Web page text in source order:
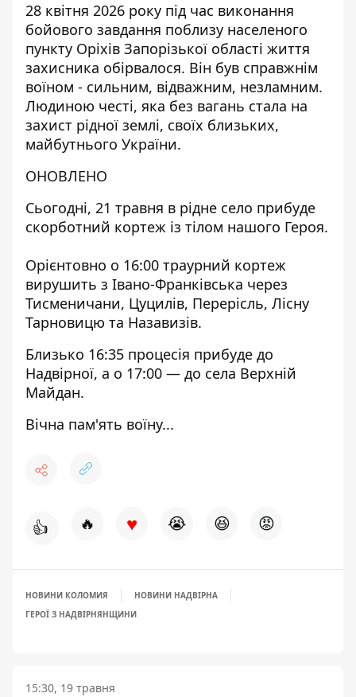
28 квітня 2026 року під час виконання
бойового завдання поблизу населеного
пункту Оріхів Запорізької області життя
захисника обірвалося. Він був справжнім
воїном - сильним, відважним, незламним.
Людиною честі, яка без вагань стала на
захист рідної землі, своїх близьких,
майбутнього України.
ОНОВЛЕНО
Сьогодні, 21 травня в рідне село прибуде
скорботний кортеж із тілом нашого Героя.
Орієнтовно о 16:00 траурний кортеж
вирушить з Івано-Франківська через
Тисменичани, Цуцилів, Перерісль, Лісну
Тарновицю та Назавизів.
Близько 16:35 процесія прибуде до
Надвірної, а о 17:00 — до села Верхній
Майдан.
Вічна пам'ять воїну...
👍 🔥 ♥ 😭 😆 😡
НОВИНИ КОЛОМИЯ
НОВИНИ НАДВІРНА
ГЕРОЇ З НАДВІРНЯНЩИНИ
15:30, 19 травня